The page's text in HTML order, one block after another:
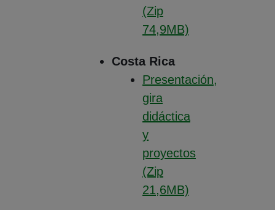
(Zip
74,9MB)
Costa Rica
Presentación,
gira
didáctica
y
proyectos
(Zip
21,6MB)